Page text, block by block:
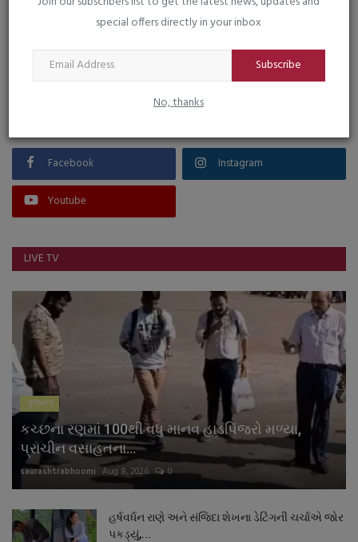
special offers directly in your inbox
Subscribe
No, thanks
VOTING POLL
Facebook Instagram
Youtube
LIVE TV
ગુજરાત
કચ્છના રણમાં 100થી વધુ માનવ હાડપિંજરો મળ્યા,
પ્રાચીન વસાહતના...
saurashtrabhoomi Aug 8, 2026 0
હર્ષવર્ધન રાણે અને સંજિદા શેખના ડેટિંગની ચર્ચાએ જોર
પકડ્યું,...